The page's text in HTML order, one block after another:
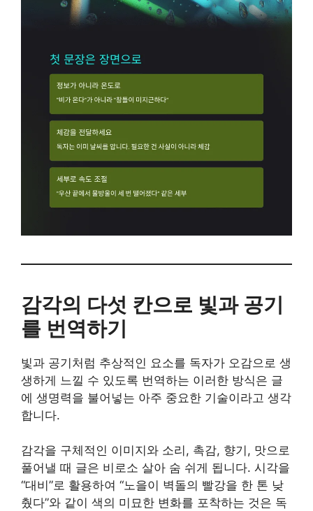
감각의 다섯 칸으로 빛과 공기
를 번역하기
빛과 공기처럼 추상적인 요소를 독자가 오감으로 생
생하게 느낄 수 있도록 번역하는 이러한 방식은 글
에 생명력을 불어넣는 아주 중요한 기술이라고 생각
합니다.
감각을 구체적인 이미지와 소리, 촉감, 향기, 맛으로
풀어낼 때 글은 비로소 살아 숨 쉬게 됩니다. 시각을
“대비”로 활용하여 “노을이 벽돌의 빨강을 한 톤 낮
췄다”와 같이 색의 미묘한 변화를 포착하는 것은 독